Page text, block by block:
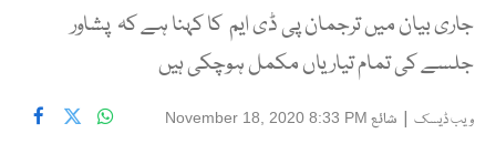
جاری بیان میں ترجمان پی ڈی ایم کا کہنا ہے کہ پشاور
جلسے کی تمام تیاریاں مکمل ہوچکی ہیں
ویب ڈیسک | شائع November 18, 2020 8:33 PM